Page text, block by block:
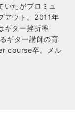
いたがプロミュ
アウト。2011年
ギター挫折率
ギター講師の育
course卒。メル